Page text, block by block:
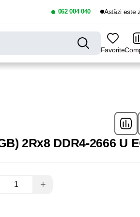
062 004 040 Astăzi este
Favorite
2Rx8 DDR4-2666 U
+